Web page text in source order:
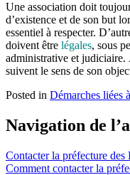
Une association doit
d’existence et de son but
essentiel à respecter.
doivent être légales, sous
administrative et judiciaire.
suivent le sens de son
Posted in Démarches liées
Navigation de
Contacter la préfecture
Comment contacter la